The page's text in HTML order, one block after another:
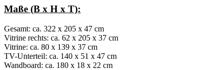
Maße (B x H x T):
Gesamt: ca. 322 x 205 x 47 cm
Vitrine rechts: ca. 62 x 205 x 37 cm
Vitrine: ca. 80 x 139 x 37 cm
TV-Unterteil: ca. 140 x 51 x 47 cm
Wandboard: ca. 180 x 18 x 22 cm